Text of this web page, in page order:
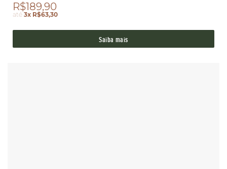
R$189,90
até3x R$63,30
Saiba mais